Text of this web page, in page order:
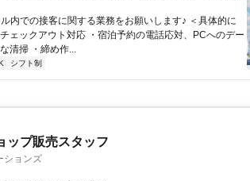
内での接客に関する業務をお願いします♪ ＜具体的に
ェックアウト対応 ・宿泊予約の電話応対、PCへのデー
清掃 ・締め作...
シフト制
ップ販売スタッフ
ションズ